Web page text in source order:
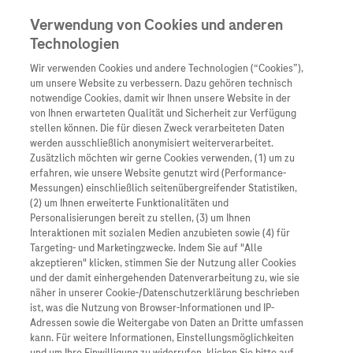
Unternehmen
Übersicht
Wer wir sind
Was uns antreibt
Unsere Standorte
Roche Stories
Events
Innovation
Übersicht
Forschung
Personalisierte
Digitalisierung
Blog Zukunftslabor
Übersicht
Unser Service für
Informationen zu
Diagnostik ist
Klinische Studien
Arzneimittel
Übersicht
Arzneimittel A-Z
Roche Pipeline
Roche Fachportal
Diagnostik
Kontakt
Presse
Karriere
Verwendung von Cookies und anderen
Technologien
Wir verwenden Cookies und andere Technologien (“Cookies”),
um unsere Website zu verbessern. Dazu gehören technisch
notwendige Cookies, damit wir Ihnen unsere Website in der
von Ihnen erwarteten Qualität und Sicherheit zur Verfügung
stellen können. Die für diesen Zweck verarbeiteten Daten
werden ausschließlich anonymisiert weiterverarbeitet.
Zusätzlich möchten wir gerne Cookies verwenden, (1) um zu
erfahren, wie unsere Website genutzt wird (Performance-
Messungen) einschließlich seitenübergreifender Statistiken,
(2) um Ihnen erweiterte Funktionalitäten und
Personalisierungen bereit zu stellen, (3) um Ihnen
Interaktionen mit sozialen Medien anzubieten sowie (4) für
Targeting- und Marketingzwecke. Indem Sie auf "Alle
akzeptieren" klicken, stimmen Sie der Nutzung aller Cookies
und der damit einhergehenden Datenverarbeitung zu, wie sie
näher in unserer Cookie-/Datenschutzerklärung beschrieben
ist, was die Nutzung von Browser-Informationen und IP-
Adressen sowie die Weitergabe von Daten an Dritte umfassen
kann. Für weitere Informationen, Einstellungsmöglichkeiten